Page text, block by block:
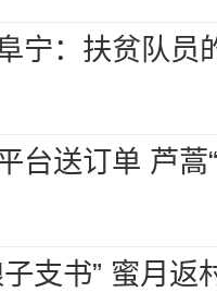
宁：扶贫队员
台送订单 芦蒿
子支书” 蜜月返